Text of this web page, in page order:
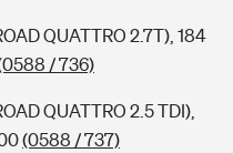
QUATTRO 2.7T), 184
/ 736)
QUATTRO 2.5 TDI),
(0588 / 737)